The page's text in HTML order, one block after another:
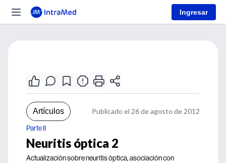
Ingresar
Artículos Publicado el 26 de agosto de 2012
Parte II
Neuritis óptica 2
Actualización sobre neuritis óptica, asociación con